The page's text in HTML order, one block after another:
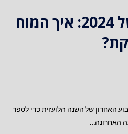
פריצת הדרך של 2024: איך המוח
האחרון של השנה הלועזית כדי לספר
האחרונה…